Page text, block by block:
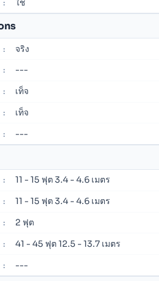
: ใช่
: จริง
: ---
: เท็จ
: เท็จ
: ---
: 11 - 15 ฟุต 3.4 - 4.6 เมตร
: 11 - 15 ฟุต 3.4 - 4.6 เมตร
: 2 ฟุต
: 41 - 45 ฟุต 12.5 - 13.7 เมตร
: ---